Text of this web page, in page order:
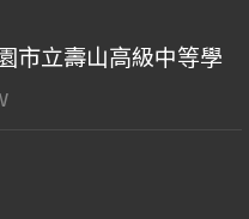
市立壽山高級中等學